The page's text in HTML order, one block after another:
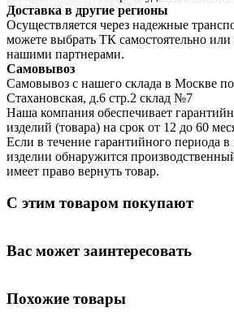
Доставка в другие регионы
Осуществляется через надежные
можете выбрать ТК самостоятельно или
нашими партнерами.
Самовывоз
Самовывоз с нашего склада в Москве по
Стахановская, д.6 стр.2 склад №7
Наша компания обеспечивает
изделий (товара) на срок от 12 до 60
Если в течение гарантийного периода
изделии обнаружится
имеет право вернуть товар.
С этим товаром покупают
Вас может заинтересовать
Похожие товары